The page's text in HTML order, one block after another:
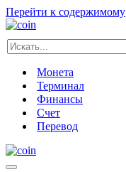
Перейти к содержимому
Искать...
Монета
Терминал
Финансы
Счет
Перевод